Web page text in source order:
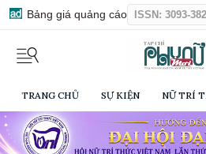
Bảng giá quảng cáo ISSN: 3093-
TRANG CHỦ SỰ KIỆN NỮ TRÍ